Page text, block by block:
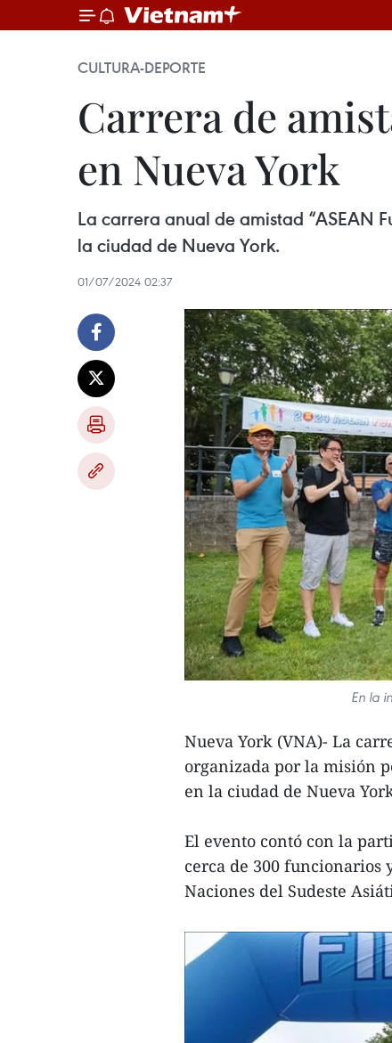
CULTURA-DEPORTE
Carrera de
en Nueva York
La carrera anual de amistad “ASEAN
la ciudad de Nueva York.
01/07/2024 02:37
En la
Nueva York (VNA)- La
organizada por la misión
en la ciudad de Nueva
El evento contó con la
cerca de 300 funcionarios
Naciones del Sudeste